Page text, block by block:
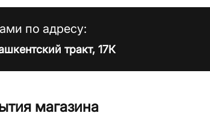
по адресу:
тракт, 17К
магазина